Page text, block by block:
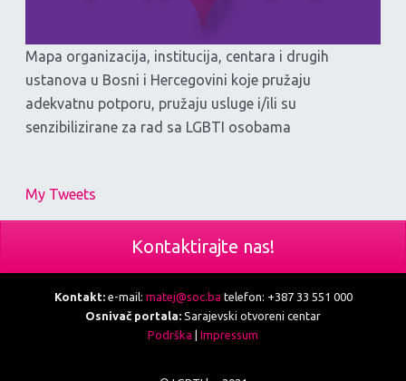
Mapa organizacija, institucija, centara i drugih
ustanova u Bosni i Hercegovini koje pružaju
adekvatnu potporu, pružaju usluge i/ili su
senzibilizirane za rad sa LGBTI osobama
My Tweets
Kontaktirajte nas!
Kontakt:e-mail: matej@soc.ba telefon: +387 33 551 000
Osnivač portala: Sarajevski otvoreni centar
Podrška | Impressum